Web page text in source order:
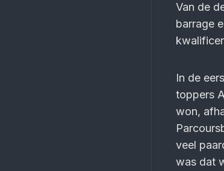
Van de
barrage
In de
toppers
won,
veel
was dat